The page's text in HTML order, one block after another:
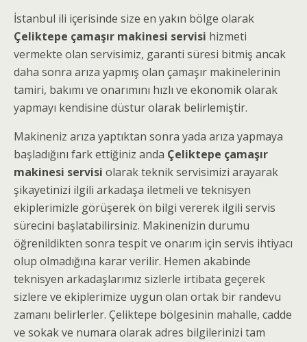
İstanbul ili içerisinde size en yakın bölge olarak
Çeliktepe çamaşır makinesi servisi hizmeti
vermekte olan servisimiz, garanti süresi bitmiş ancak
daha sonra arıza yapmış olan çamaşır makinelerinin
tamiri, bakımı ve onarımını hızlı ve ekonomik olarak
yapmayı kendisine düstur olarak belirlemiştir.
Makineniz arıza yaptıktan sonra yada arıza yapmaya
başladığını fark ettiğiniz anda Çeliktepe çamaşır
makinesi servisi olarak teknik servisimizi arayarak
şikayetinizi ilgili arkadaşa iletmeli ve teknisyen
ekiplerimizle görüşerek ön bilgi vererek ilgili servis
sürecini başlatabilirsiniz. Makinenizin durumu
öğrenildikten sonra tespit ve onarım için servis ihtiyacı
olup olmadığına karar verilir. Hemen akabinde
teknisyen arkadaşlarımız sizlerle irtibata geçerek
sizlere ve ekiplerimize uygun olan ortak bir randevu
zamanı belirlerler. Çeliktepe bölgesinin mahalle, cadde
ve sokak ve numara olarak adres bilgilerinizi tam